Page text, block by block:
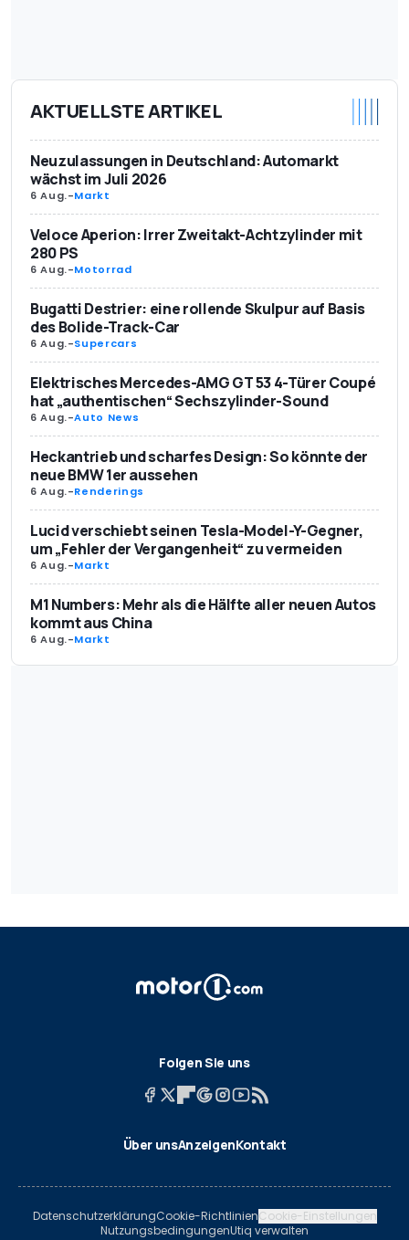
AKTUELLSTE ARTIKEL
Neuzulassungen in Deutschland: Automarkt
wächst im Juli 2026
6 Aug.-Markt
Veloce Aperion: Irrer Zweitakt-Achtzylinder mit
280 PS
6 Aug.-Motorrad
Bugatti Destrier: eine rollende Skulpur auf Basis
des Bolide-Track-Car
6 Aug.-Supercars
Elektrisches Mercedes-AMG GT 53 4-Türer Coupé
hat „authentischen“ Sechszylinder-Sound
6 Aug.-Auto News
Heckantrieb und scharfes Design: So könnte der
neue BMW 1er aussehen
6 Aug.-Renderings
Lucid verschiebt seinen Tesla-Model-Y-Gegner,
um „Fehler der Vergangenheit“ zu vermeiden
6 Aug.-Markt
M1 Numbers: Mehr als die Hälfte aller neuen Autos
kommt aus China
6 Aug.-Markt
Folgen Sie uns
Über unsAnzeigenKontakt
DatenschutzerklärungCookie-RichtlinienCookie-Einstellungen
NutzungsbedingungenUtiq verwalten